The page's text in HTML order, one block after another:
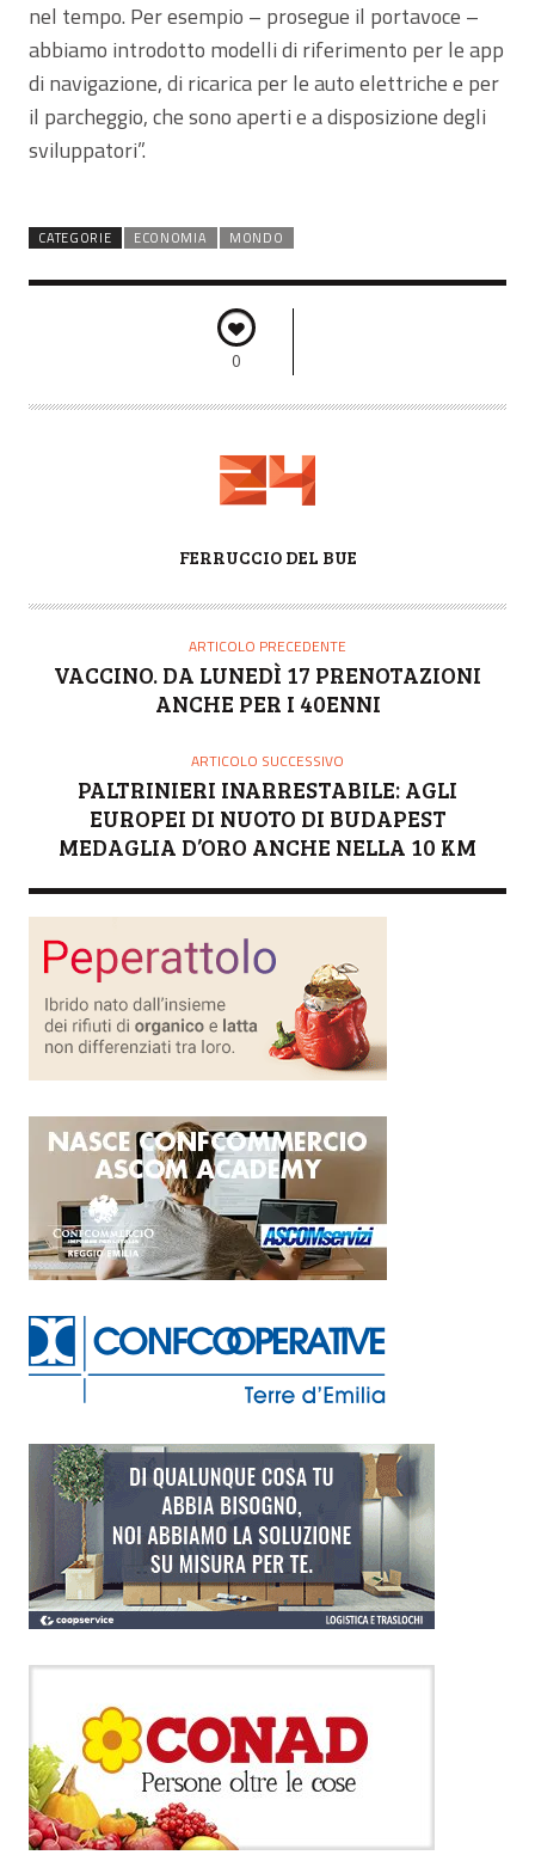
nel tempo. Per esempio – prosegue il portavoce –
abbiamo introdotto modelli di riferimento per le app
di navigazione, di ricarica per le auto elettriche e per
il parcheggio, che sono aperti e a disposizione degli
sviluppatori”.
CATEGORIE ECONOMIA MONDO
0
T
FERRUCCIO DEL BUE
ARTICOLO PRECEDENTE
VACCINO. DA LUNEDÌ 17 PRENOTAZIONI
ANCHE PER I 40ENNI
ARTICOLO SUCCESSIVO
PALTRINIERI INARRESTABILE: AGLI
EUROPEI DI NUOTO DI BUDAPEST
MEDAGLIA D’ORO ANCHE NELLA 10 KM